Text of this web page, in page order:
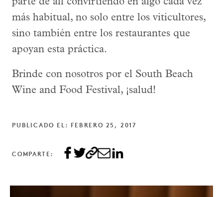
parte de all convirtiendo en algo cada vez
más habitual, no solo entre los viticultores,
sino también entre los restaurantes que
apoyan esta práctica.
Brinde con nosotros por el South Beach
Wine and Food Festival, ¡salud!
PUBLICADO EL: FEBRERO 25, 2017
COMPARTE: